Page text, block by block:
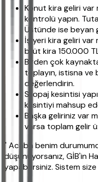
Konut kira geliri var
kontrolü yapın.
Üstünde ise beyan
İş yeri kira geliri var
brüt kira 150.000
Birden çok
toplayın, istisna ve
değerlendirin.
Stopaj kesintisi
kesintiyi mahsup
Başka geliriniz var
varsa toplam gelir
" Acaba benim
düşünüyorsanız, GİB'in
yapabilirsiniz. Sistem